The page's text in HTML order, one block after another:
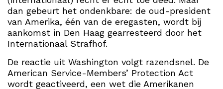
dan gebeurt het ondenkbare: de oud-president
van Amerika, één van de eregasten, wordt bij
aankomst in Den Haag gearresteerd door het
Internationaal Strafhof.
De reactie uit Washington volgt razendsnel. De
American Service-Members’ Protection Act
wordt geactiveerd, een wet die Amerikanen